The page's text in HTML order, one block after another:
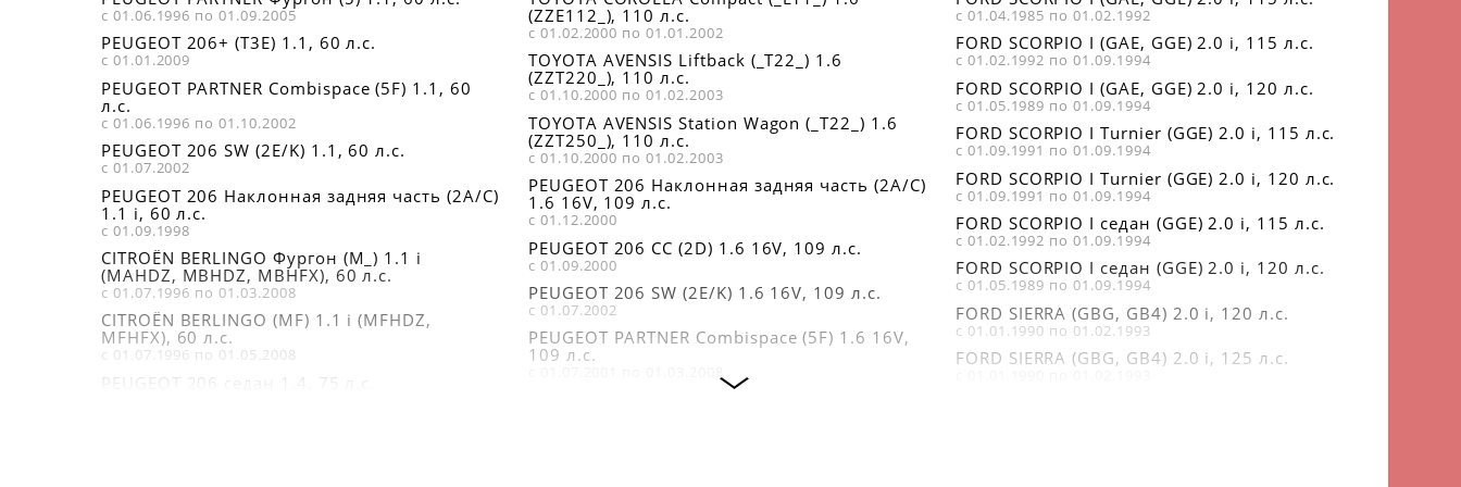
с 01.06.1996 по 01.09.2005
PEUGEOT 206+ (T3E) 1.1, 60 л.с.
с 01.01.2009
PEUGEOT PARTNER Combispace (5F) 1.1, 60
л.с.
с 01.06.1996 по 01.10.2002
PEUGEOT 206 SW (2E/K) 1.1, 60 л.с.
с 01.07.2002
PEUGEOT 206 Наклонная задняя часть (2A/C)
1.1 i, 60 л.с.
с 01.09.1998
CITROËN BERLINGO Фургон (M_) 1.1 i
(MAHDZ, MBHDZ, MBHFX), 60 л.с.
с 01.07.1996 по 01.03.2008
CITROËN BERLINGO (MF) 1.1 i (MFHDZ,
MFHFX), 60 л.с.
с 01.07.1996 по 01.05.2008
PEUGEOT 206 седан 1.4, 75 л.с.
(ZZE112_), 110 л.с.
с 01.02.2000 по 01.01.2002
TOYOTA AVENSIS Liftback (_T22_) 1.6
(ZZT220_), 110 л.с.
с 01.10.2000 по 01.02.2003
TOYOTA AVENSIS Station Wagon (_T22_) 1.6
(ZZT250_), 110 л.с.
с 01.10.2000 по 01.02.2003
PEUGEOT 206 Наклонная задняя часть (2A/C)
1.6 16V, 109 л.с.
с 01.12.2000
PEUGEOT 206 CC (2D) 1.6 16V, 109 л.с.
с 01.09.2000
PEUGEOT 206 SW (2E/K) 1.6 16V, 109 л.с.
с 01.07.2002
PEUGEOT PARTNER Combispace (5F) 1.6 16V,
109 л.с.
с 01.04.1985 по 01.02.1992
FORD SCORPIO I (GAE, GGE) 2.0 i, 115 л.с.
с 01.02.1992 по 01.09.1994
FORD SCORPIO I (GAE, GGE) 2.0 i, 120 л.с.
с 01.05.1989 по 01.09.1994
FORD SCORPIO I Turnier (GGE) 2.0 i, 115 л.с.
с 01.09.1991 по 01.09.1994
FORD SCORPIO I Turnier (GGE) 2.0 i, 120 л.с.
с 01.09.1991 по 01.09.1994
FORD SCORPIO I седан (GGE) 2.0 i, 115 л.с.
с 01.02.1992 по 01.09.1994
FORD SCORPIO I седан (GGE) 2.0 i, 120 л.с.
с 01.05.1989 по 01.09.1994
FORD SIERRA (GBG, GB4) 2.0 i, 120 л.с.
с 01.01.1990 по 01.02.1993
FORD SIERRA (GBG, GB4) 2.0 i, 125 л.с.